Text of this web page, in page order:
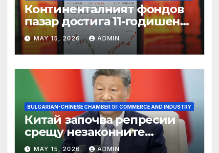
Континенталният фондов
пазар достига 11-годишен
връх
MAY 15, 2026 ADMIN
BULGARIAN-CHINESE CHAMBER OF COMMERCE AND INDUSTRY
Китай започва репресии
срещу незаконните
практики в сектора на TCM
MAY 15, 2026 ADMIN